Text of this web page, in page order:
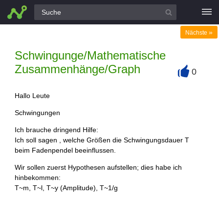
Alle Fragen
Schwingunge/Mathematische
Zusammenhänge/Graph
Nächste »
0
Hallo Leute
Schwingungen
Ich brauche dringend Hilfe:
Ich soll sagen , welche Größen die Schwingungsdauer T
beim Fadenpendel beeinflussen.
Wir sollen zuerst Hypothesen aufstellen; dies habe ich
hinbekommen:
T~m, T~l, T~y (Amplitude), T~1/g